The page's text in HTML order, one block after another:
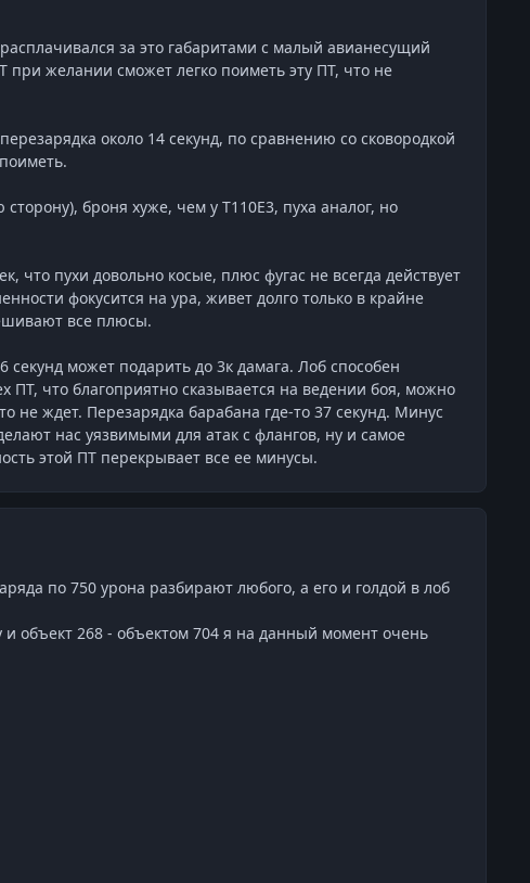
за это габаритами с малый авианесущий
желании сможет легко поиметь эту ПТ, что не
около 14 секунд, по сравнению со сковородкой
броня хуже, чем у Т110Е3, пуха аналог, но
что пухи довольно косые, плюс фугас не всегда действует
фокусится на ура, живет долго только в крайне
все плюсы.
может подарить до 3к дамага. Лоб способен
ПТ, что благоприятно сказывается на ведении боя, можно
не ждет. Перезарядка барабана где-то 37 секунд. Минус
нас уязвимыми для атак с флангов, ну и самое
этой ПТ перекрывает все ее минусы.
по 750 урона разбирают любого, а его и голдой в лоб
и объект 268 - объектом 704 я на данный момент очень